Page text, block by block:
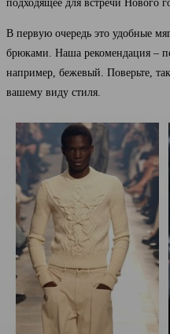
подходящее для встречи Нового
В первую очередь это удобные
брюками. Наша рекомендация –
например, бежевый. Поверьте,
вашему виду стиля.